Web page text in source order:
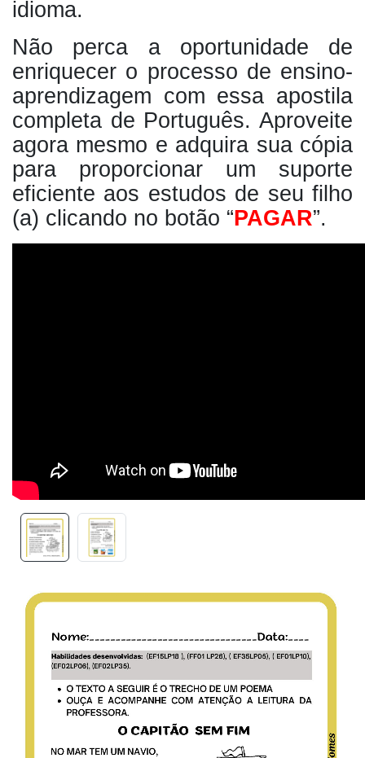
idioma.
Não perca a oportunidade de
enriquecer o processo de ensino-
aprendizagem com essa apostila
completa de Português. Aproveite
agora mesmo e adquira sua cópia
para proporcionar um suporte
eficiente aos estudos de seu filho
(a) clicando no botão “PAGAR”.